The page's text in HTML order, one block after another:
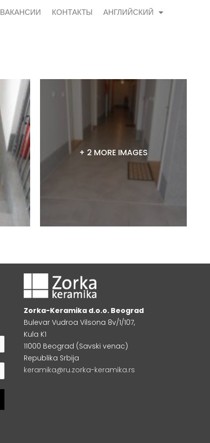
ВАКАНСИИ КОНТАКТЫ АНГЛИЙСКИЙ
+ 2 MORE IMAGES
Zorka-Keramika d.o.o. Beograd
Bulevar Vudroa Vilsona 8v/1/107,
Kula K1
11000 Beograd (Savski venac)
Republika Srbija
keramika@ru.zorka-keramika.rs